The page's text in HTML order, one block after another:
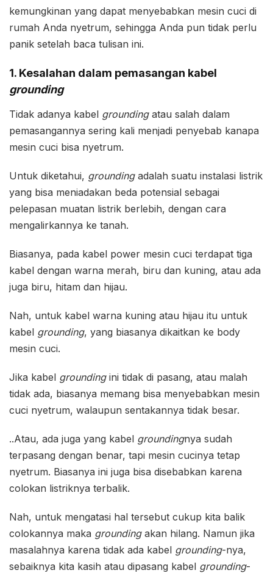
kemungkinan yang dapat menyebabkan mesin cuci di
rumah Anda nyetrum, sehingga Anda pun tidak perlu
panik setelah baca tulisan ini.
1. Kesalahan dalam pemasangan kabel
grounding
Tidak adanya kabel groundingatau salah dalam
pemasangannya sering kali menjadi penyebab kanapa
mesin cuci bisa nyetrum.
Untuk diketahui, groundingadalah suatu instalasi listrik
yang bisa meniadakan beda potensial sebagai
pelepasan muatan listrik berlebih, dengan cara
mengalirkannya ke tanah.
Biasanya, pada kabel power mesin cuci terdapat tiga
kabel dengan warna merah, biru dan kuning, atau ada
juga biru, hitam dan hijau.
Nah, untuk kabel warna kuning atau hijau itu untuk
kabel grounding, yang biasanya dikaitkan ke body
mesin cuci.
Jika kabel groundingini tidak di pasang, atau malah
tidak ada, biasanya memang bisa menyebabkan mesin
cuci nyetrum, walaupun sentakannya tidak besar.
..Atau, ada juga yang kabel groundingnya sudah
terpasang dengan benar, tapi mesin cucinya tetap
nyetrum. Biasanya ini juga bisa disebabkan karena
colokan listriknya terbalik.
Nah, untuk mengatasi hal tersebut cukup kita balik
colokannya maka groundingakan hilang. Namun jika
masalahnya karena tidak ada kabel grounding-nya,
sebaiknya kita kasih atau dipasang kabel grounding-